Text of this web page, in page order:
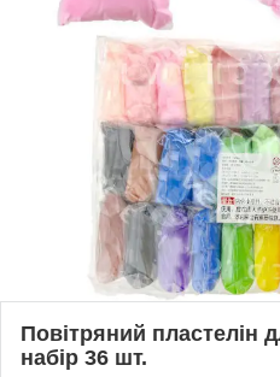
Повітряний пластелін
набір 36 шт.